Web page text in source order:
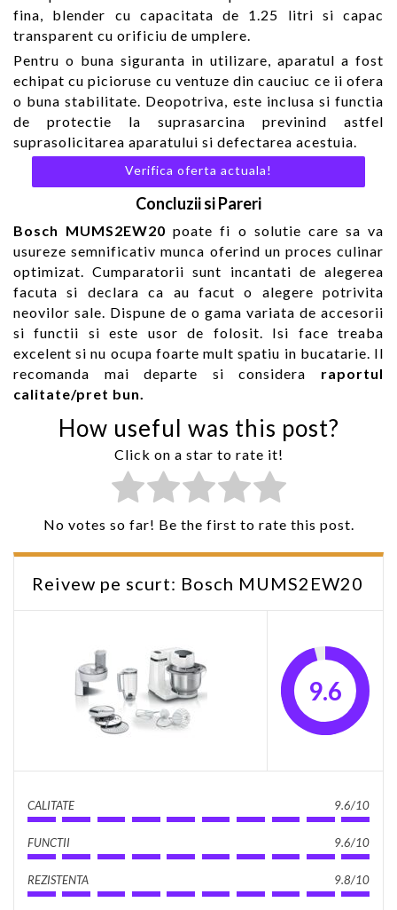
fina, blender cu capacitata de 1.25 litri si capac
transparent cu orificiu de umplere.
Pentru o buna siguranta in utilizare, aparatul a fost
echipat cu picioruse cu ventuze din cauciuc ce ii ofera
o buna stabilitate. Deopotriva, este inclusa si functia
de protectie la suprasarcina previnind astfel
suprasolicitarea aparatului si defectarea acestuia.
Verifica oferta actuala!
Concluzii si Pareri
Bosch MUMS2EW20poate fi o solutie care sa va
usureze semnificativ munca oferind un proces culinar
optimizat. Cumparatorii sunt incantati de alegerea
facuta si declara ca au facut o alegere potrivita
neovilor sale. Dispune de o gama variata de accesorii
si functii si este usor de folosit. Isi face treaba
excelent si nu ocupa foarte mult spatiu in bucatarie. Il
recomanda mai departe si considera raportul
calitate/pret bun.
How useful was this post?
Click on a star to rate it!
No votes so far! Be the first to rate this post.
Reivew pe scurt: Bosch MUMS2EW20
9.6
CALITATE 9.6/10
FUNCTII 9.6/10
REZISTENTA 9.8/10